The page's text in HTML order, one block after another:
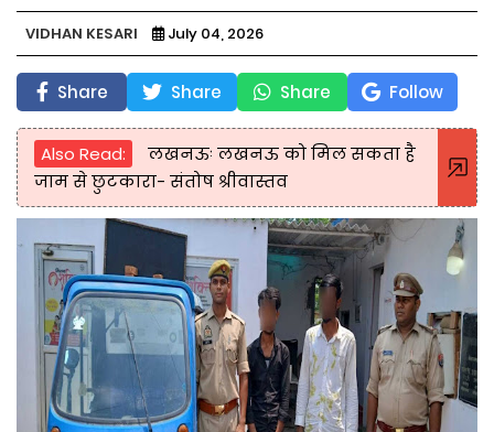
VIDHAN KESARI July 04, 2026
Share Share Share Follow
Also Read:
लखनऊः लखनऊ को मिल सकता है
जाम से छुटकारा- संतोष श्रीवास्तव